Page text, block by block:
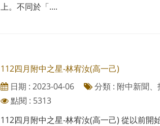
上。不同於「....
112四月附中之星-林宥汝(高一己)
日期 : 2023-04-06
分類 : 附中新聞、
點閱 : 5313
112四月附中之星-林宥汝(高一己) 從以前開